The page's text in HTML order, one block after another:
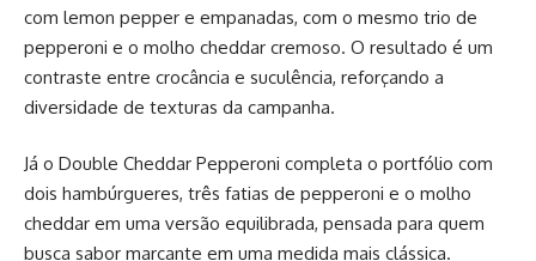
com lemon pepper e empanadas, com o mesmo trio de
pepperoni e o molho cheddar cremoso. O resultado é um
contraste entre crocância e suculência, reforçando a
diversidade de texturas da campanha.
Já o Double Cheddar Pepperoni completa o portfólio com
dois hambúrgueres, três fatias de pepperoni e o molho
cheddar em uma versão equilibrada, pensada para quem
busca sabor marcante em uma medida mais clássica.